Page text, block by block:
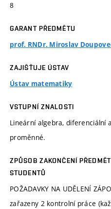
8
GARANT PŘEDMĚTU
prof. RNDr. Miroslav
ZAJIŠŤUJE ÚSTAV
Ústav matematiky
VSTUPNÍ ZNALOSTI
Lineární algebra, diferenciální
proměnné.
ZPŮSOB ZAKONČENÍ
STUDENTŮ
POŽADAVKY NA UDĚLENÍ
zařazeny 2 kontrolní práce